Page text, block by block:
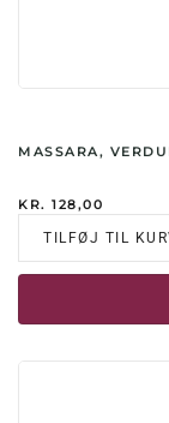
MASSARA,
KR. 128,00
TILFØJ TIL